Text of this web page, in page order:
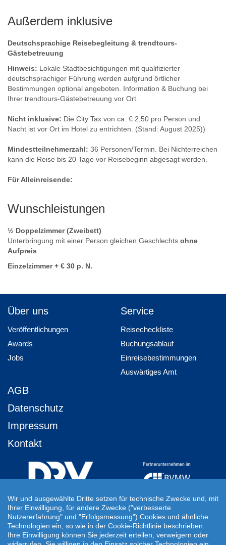
Außerdem inklusive
Deutschsprachige Reisebegleitung & trendtours-
Gästebetreuung
Hinweis: Lokale Stadtbesichtigungen mit qualifizierter
deutschsprachiger Führung werden aufgrund örtlicher
Bestimmungen optional angeboten. Information & Buchung bei
Ihrer trendtours-Gästebetreuung vor Ort.
Nicht inklusive: Die City Tax von ca. € 2,50 pro Person und
Nacht ist vor Ort im Hotel zu entrichten. (Stand: August 2025))
Mindestteilnehmerzahl: 36 Personen/Termin. Bei Nichterreichen
kann die Reise bis 20 Tage vor Reisebeginn abgesagt werden.
Für Alleinreisende:
Wunschleistungen
½ Doppelzimmer (Zweibett)
Unterbringung mit einer Person gleichen Geschlechts ohne
Aufpreis
Einzelzimmer + € 30 p. N.
Über uns
Veröffentlichungen
Awards
Jobs
Service
Reisecheckliste
Buchungsablauf
Einreisebestimmungen
Auswärtiges Amt
AGB
Datenschutz
Impressum
Kontakt
Ihre Individuelle Reiseanfrage
Auf Ihre ganz persönlichen Vorstellungen abgestimmt!
Für Ihre individuellen Reisewünsche erstellen wir Ihnen gern ein
Wir und ausgewählte Dritte setzen für technische Zwecke und, mit
Ihrer Einwilligung, für andere Zwecke ("verbesserte
Nutzererfahrung" und "Erfolgsmessung") Cookies und ähnliche
Technologien ein, so wie in der Cookie-Richtlinie beschrieben.
Ihre Einwilligung können Sie jederzeit erteilen, verweigern oder